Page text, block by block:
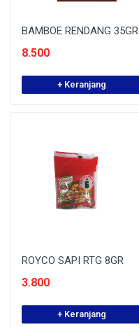
BAMBOE RENDANG 35GR
8.500
+ Keranjang
ROYCO SAPI RTG 8GR
3.800
+ Keranjang